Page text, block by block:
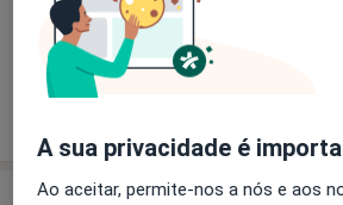
Primeira consulta Psicologia
A sua privacidade é
Ao aceitar, permite-nos a nós e aos